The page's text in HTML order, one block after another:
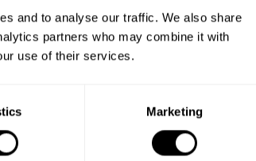
and to analyse our traffic. We also share
partners who may combine it with
use of their services.
Marketing